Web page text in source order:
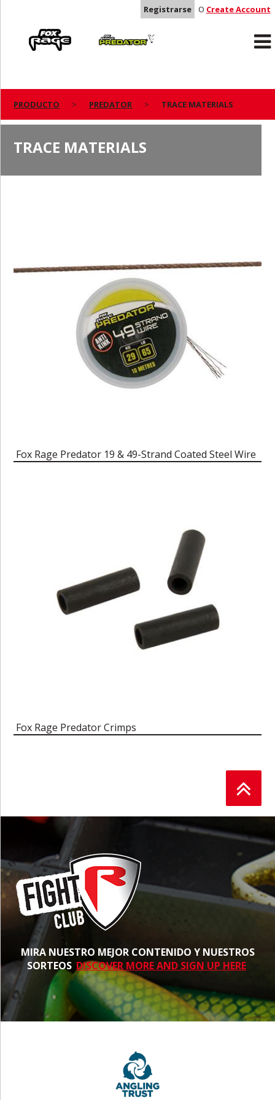
Registrarse O Create Account
Predator
PRODUCTO PREDATOR TRACE MATERIALS
TRACE MATERIALS
Fox Rage Predator 19 & 49-Strand Coated Steel Wire
Fox Rage Predator Crimps
MIRA NUESTRO MEJOR CONTENIDO Y NUESTROS
SORTEOS DISCOVER MORE AND SIGN UP HERE